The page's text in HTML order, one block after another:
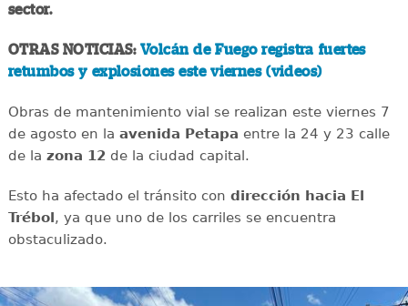
sector.
OTRAS NOTICIAS: Volcán de Fuego registra fuertes
retumbos y explosiones este viernes (videos)
Obras de mantenimiento vial se realizan este viernes 7
de agosto en la avenida Petapa entre la 24 y 23 calle
de la zona 12de la ciudad capital.
Esto ha afectado el tránsito con dirección hacia El
Trébol, ya que uno de los carriles se encuentra
obstaculizado.